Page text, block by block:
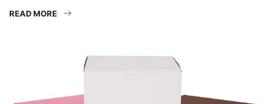
READ MORE